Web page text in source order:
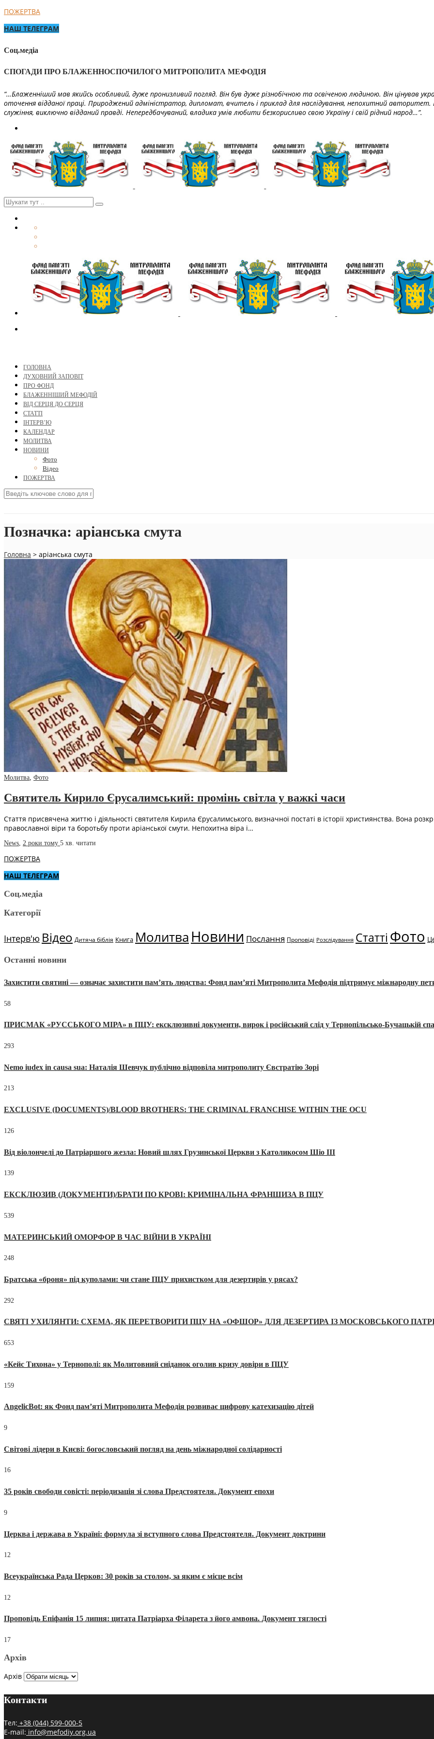
ПОЖЕРТВА
НАШ ТЕЛЕГРАМ
Соц.медіа
СПОГАДИ ПРО БЛАЖЕННОСПОЧИЛОГО МИТРОПОЛИТА МЕФОДІЯ
“…Блаженніший мав якийсь особливий, дуже пронизливий погляд. Він був дуже різнобічною та освіченою людиною. Він цінував
оточення відданої праці. Природжений адміністратор, дипломат, вчитель і приклад для наслідування, непохитний
служіння, виключно відданий правді. Непередбачуваний, владика умів любити безкорисливо свою Україну і свій рідний народ…”.
ГОЛОВНА
ДУХОВНИЙ ЗАПОВІТ
ПРО ФОНД
БЛАЖЕННІШИЙ МЕФОДІЙ
ВІД СЕРЦЯ ДО СЕРЦЯ
СТАТТІ
ІНТЕРВ’Ю
КАЛЕНДАР
МОЛИТВА
НОВИНИ
Фото
Відео
ПОЖЕРТВА
Позначка: аріанська смута
Головна > аріанська смута
Молитва, Фото
Святитель Кирило Єрусалимський: промінь світла у важкі часи
Стаття присвячена життю і діяльності святителя Кирила Єрусалимського, визначної постаті в історії християнства. Вона
православної віри та боротьбу проти аріанської смути. Непохитна віра і…
News, 2 роки тому 5 хв. читати
ПОЖЕРТВА
НАШ ТЕЛЕГРАМ
Соц.медіа
Категорії
Інтерв'ю Відео Дитяча біблія Книга МолитваНовини Послання Проповіді Розслідування Статті Фото
Останні новини
Захистити святині — означає захистити пам’ять людства: Фонд пам’яті Митрополита Мефодія підтримує міжнародну
58
ПРИСМАК «РУССЬКОГО МІРА» в ПЦУ: ексклюзивні документи, вирок і російський слід у Тернопільсько-Бучацькій
293
Nemo iudex in causa sua: Наталія Шевчук публічно відповіла митрополиту Євстратію Зорі
213
EXCLUSIVE (DOCUMENTS)/BLOOD BROTHERS: THE CRIMINAL FRANCHISE WITHIN THE OCU
126
Від віолончелі до Патріаршого жезла: Новий шлях Грузинської Церкви з Католикосом Шіо III
139
ЕКСКЛЮЗИВ (ДОКУМЕНТИ)/БРАТИ ПО КРОВІ: КРИМІНАЛЬНА ФРАНШИЗА В ПЦУ
539
МАТЕРИНСЬКИЙ ОМОРФОР В ЧАС ВІЙНИ В УКРАЇНІ
248
Братська «броня» під куполами: чи стане ПЦУ прихистком для дезертирів у рясах?
292
СВЯТІ УХИЛЯНТИ: СХЕМА, ЯК ПЕРЕТВОРИТИ ПЦУ НА «ОФШОР» ДЛЯ ДЕЗЕРТИРА ІЗ МОСКОВСЬКОГО
653
«Кейс Тихона» у Тернополі: як Молитовний сніданок оголив кризу довіри в ПЦУ
159
AngelicBot: як Фонд пам’яті Митрополита Мефодія розвиває цифрову катехизацію дітей
9
Світові лідери в Києві: богословський погляд на день міжнародної солідарності
16
35 років свободи совісті: періодизація зі слова Предстоятеля. Документ епохи
9
Церква і держава в Україні: формула зі вступного слова Предстоятеля. Документ доктрини
12
Всеукраїнська Рада Церков: 30 років за столом, за яким є місце всім
12
Проповідь Епіфанія 15 липня: цитата Патріарха Філарета з його амвона. Документ тяглості
17
Архів
Архів
Контакти
Тел: +38 (044) 599-000-5
E-mail: info@mefodiy.org.ua